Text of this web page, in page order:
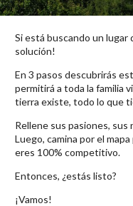
Si está buscando un lugar
solución!
En 3 pasos descubrirás
permitirá a toda la familia
tierra existe, todo lo que
Rellene sus pasiones,
Luego, camina por el
eres 100% competitivo.
Entonces, ¿estás listo?
¡Vamos!